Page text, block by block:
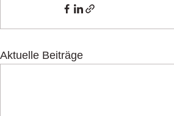
Aktuelle Beiträge